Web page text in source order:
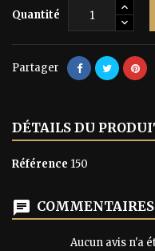
Quantité
Partager
DÉTAILS DU
Référence 150
Aucun avis n'a